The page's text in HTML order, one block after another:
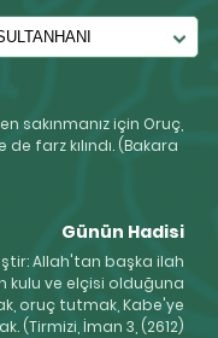
sakınmanız için Oruç,
de farz kılındı. (Bakara
Günün Hadisi
Allah'tan başka ilah
kulu ve elçisi olduğuna
oruç tutmak, Kabe'ye
(Tirmizi, İman 3, (2612)